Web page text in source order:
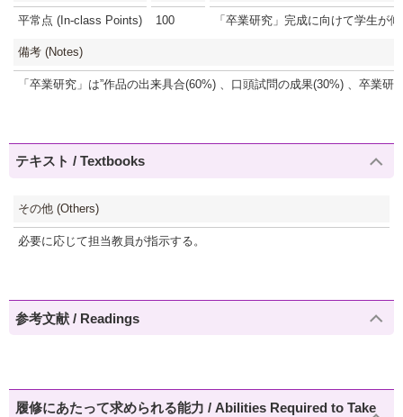
平常点 (In-class Points) 100 「卒業研究」完成に向けて学生が
備考 (Notes)
「卒業研究」は”作品の出来具合(60%) 、口頭試問の成果(30%) 、卒業
テキスト / Textbooks
その他 (Others)
必要に応じて担当教員が指示する。
参考文献 / Readings
履修にあたって求められる能力 / Abilities Required to Take